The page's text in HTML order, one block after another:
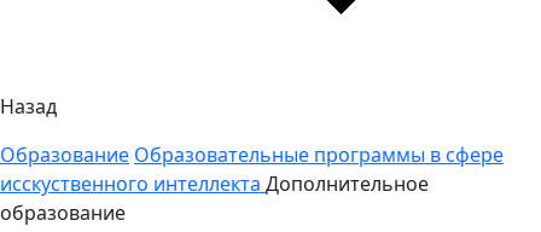
Назад
Образование Образовательные программы в сфере
исскуственного интеллекта Дополнительное
образование